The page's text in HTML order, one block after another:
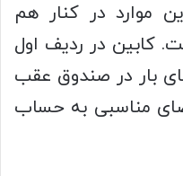
موارد در کنار هم
کابین در ردیف اول
بار در صندوق عقب
مناسبی به حساب